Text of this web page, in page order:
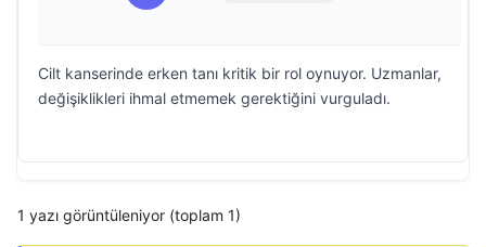
Cilt kanserinde erken tanı kritik bir rol oynuyor. Uzmanlar,
değişiklikleri ihmal etmemek gerektiğini vurguladı.
1 yazı görüntüleniyor (toplam 1)